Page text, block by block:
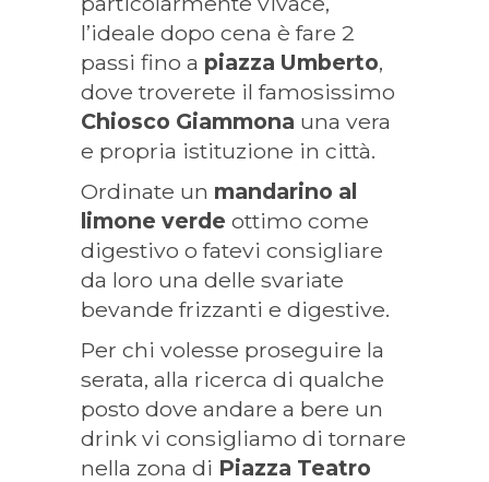
l’ideale dopo cena è fare 2
passi fino a piazza Umberto,
dove troverete il famosissimo
Chiosco Giammona una vera
e propria istituzione in città.
Ordinate un mandarino al
limone verde ottimo come
digestivo o fatevi consigliare
da loro una delle svariate
bevande frizzanti e digestive.
Per chi volesse proseguire la
serata, alla ricerca di qualche
posto dove andare a bere un
drink vi consigliamo di tornare
nella zona di Piazza Teatro